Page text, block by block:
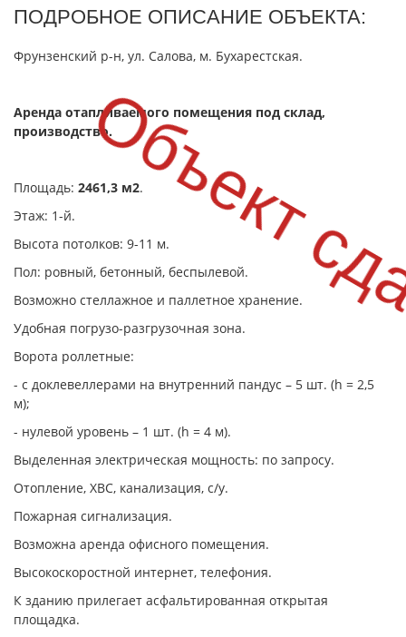
Объект
ПОДРОБНОЕ ОПИСАНИЕ ОБЪЕКТА:
Фрунзенский р-н, ул. Салова, м. Бухарестская.
Аренда отапливаемого помещения под склад,
производство.
Площадь: 2461,3 м2.
Этаж: 1-й.
Высота потолков: 9-11 м.
Пол: ровный, бетонный, беспылевой.
Возможно стеллажное и паллетное хранение.
Удобная погрузо-разгрузочная зона.
Ворота роллетные:
- с доклевеллерами на внутренний пандус – 5 шт. (h = 2,5
м);
- нулевой уровень – 1 шт. (h = 4 м).
Выделенная электрическая мощность: по запросу.
Отопление, ХВС, канализация, с/у.
Пожарная сигнализация.
Возможна аренда офисного помещения.
Высокоскоростной интернет, телефония.
К зданию прилегает асфальтированная открытая
площадка.